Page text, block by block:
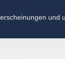
und